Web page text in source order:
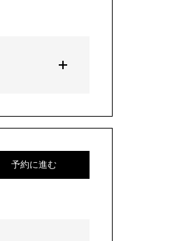
予約に進む